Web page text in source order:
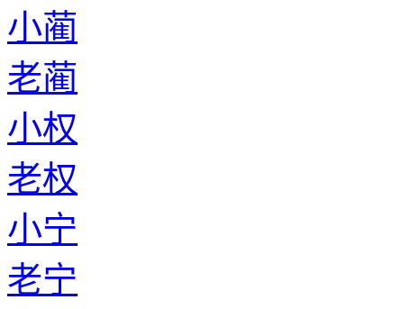
小蔺
老蔺
小权
老权
小宁
老宁